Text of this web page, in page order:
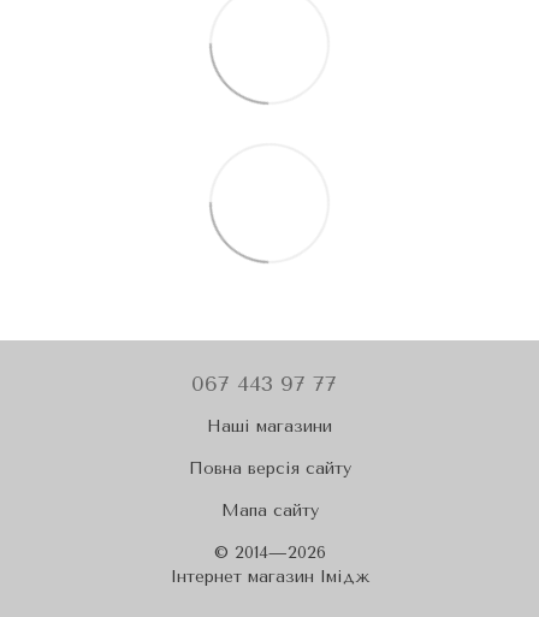
067 443 97 77
Наші магазини
Повна версія сайту
Мапа сайту
© 2014—2026
Iнтернет магазин Імідж